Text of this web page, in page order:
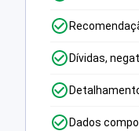
Dívidas,
Dados